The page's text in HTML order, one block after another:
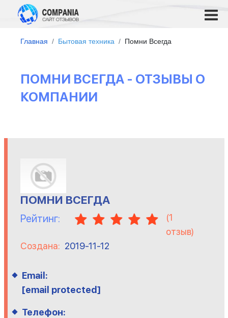
Главная Бытовая техника Помни Всегда
ПОМНИ ВСЕГДА - ОТЗЫВЫ О
КОМПАНИИ
ПОМНИ ВСЕГДА
Рейтинг: (1
отзыв)
Создана: 2019-11-12
Email:
[email protected]
Телефон: